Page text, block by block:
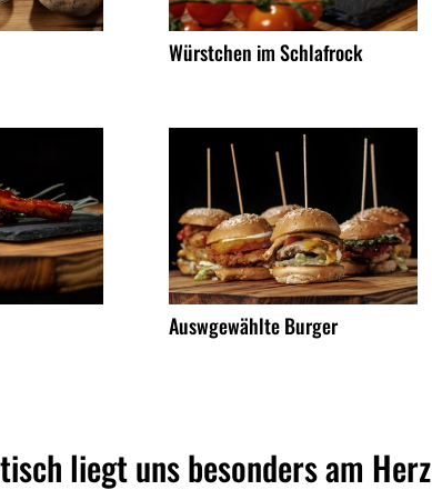
Würstchen im Schlafrock
Auswgewählte Burger
liegt uns besonders am Herz